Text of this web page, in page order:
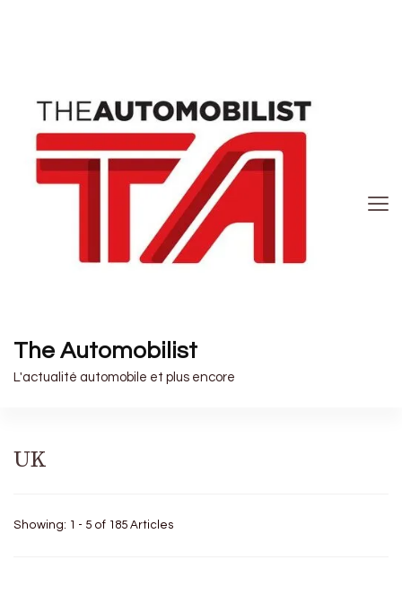
The Automobilist
L'actualité automobile et plus encore
UK
Showing: 1 - 5 of 185 Articles